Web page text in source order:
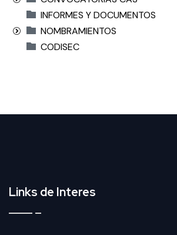
INFORMES Y DOCUMENTOS
NOMBRAMIENTOS
CODISEC
Links de Interes